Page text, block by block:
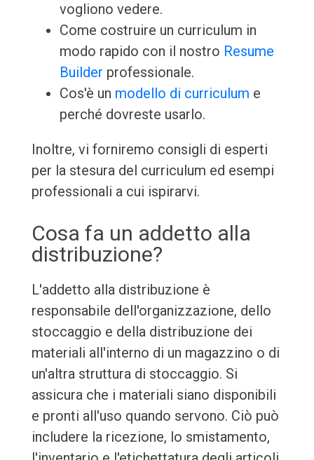
vogliono vedere.
Come costruire un curriculum in
modo rapido con il nostro Resume
Builder professionale.
Cos'è un modello di curriculum e
perché dovreste usarlo.
Inoltre, vi forniremo consigli di esperti
per la stesura del curriculum ed esempi
professionali a cui ispirarvi.
Cosa fa un addetto alla
distribuzione?
L'addetto alla distribuzione è
responsabile dell'organizzazione, dello
stoccaggio e della distribuzione dei
materiali all'interno di un magazzino o di
un'altra struttura di stoccaggio. Si
assicura che i materiali siano disponibili
e pronti all'uso quando servono. Ciò può
includere la ricezione, lo smistamento,